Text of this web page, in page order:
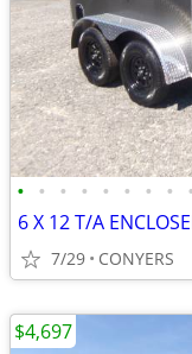
• • • • • • • • •
6 X 12 T/A
7/29 CONYERS
$4,697